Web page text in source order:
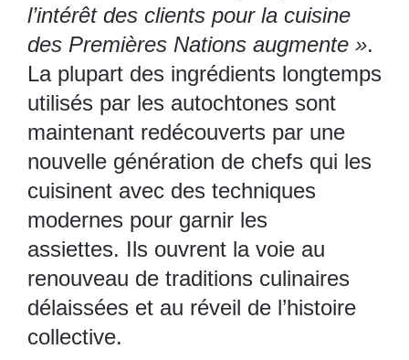
l’intérêt des clients pour la cuisine
des Premières Nations augmente ».
La plupart des ingrédients longtemps
utilisés par les autochtones sont
maintenant redécouverts par une
nouvelle génération de chefs qui les
cuisinent avec des techniques
modernes pour garnir les
assiettes. Ils ouvrent la voie au
renouveau de traditions culinaires
délaissées et au réveil de l’histoire
collective.